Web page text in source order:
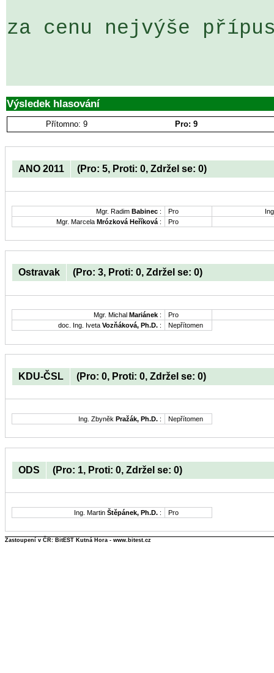
za cenu nejvýše
Výsledek hlasování
Přítomno: 9 Pro: 9
ANO 2011 (Pro: 5, Proti: 0, Zdržel se: 0)
Mgr. Radim Babinec : Pro
Mgr. Marcela Mrózková Heříková : Pro
Ostravak (Pro: 3, Proti: 0, Zdržel se: 0)
Mgr. Michal Mariánek :
Pro
doc. Ing. Iveta Vozňáková, Ph.D. : Nepřítomen
KDU-ČSL (Pro: 0, Proti: 0, Zdržel se: 0)
Ing. Zbyněk Pražák, Ph.D. : Nepřítomen
ODS (Pro: 1, Proti: 0, Zdržel se: 0)
Ing. Martin Štěpánek, Ph.D. : Pro
Zastoupení v ČR: BitEST Kutná Hora - www.bitest.cz